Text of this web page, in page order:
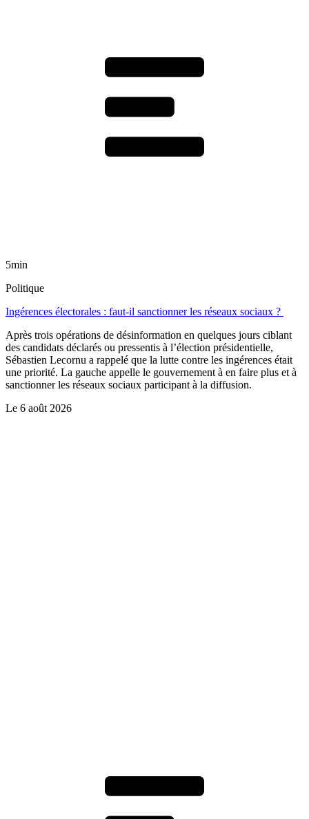
5min
Politique
Ingérences électorales : faut-il sanctionner les réseaux sociaux ?
Après trois opérations de désinformation en quelques jours ciblant
des candidats déclarés ou pressentis à l’élection présidentielle,
Sébastien Lecornu a rappelé que la lutte contre les ingérences était
une priorité. La gauche appelle le gouvernement à en faire plus et à
sanctionner les réseaux sociaux participant à la diffusion.
Le 6 août 2026